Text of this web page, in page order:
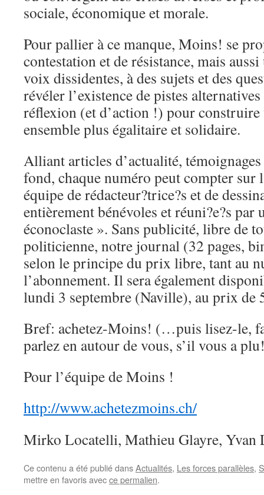
sociale, économique et morale.
Pour pallier à ce manque, Moins! se
contestation et de résistance, mais
voix dissidentes, à des sujets et des
révéler l’existence de pistes
réflexion (et d’action !) pour
ensemble plus égalitaire et solidaire.
Alliant articles d’actualité,
fond, chaque numéro peut compter sur
équipe de rédacteur?trice?s et de
entièrement bénévoles et réuni?e?s
éconoclaste ». Sans publicité, libre de
politicienne, notre journal (32 pages,
selon le principe du prix libre, tant au
l’abonnement. Il sera également
lundi 3 septembre (Naville), au prix de
Bref: achetez-Moins! (…puis lisez-le,
parlez en autour de vous, s’il vous a
Pour l’équipe de Moins !
http://www.achetezmoins.ch/
Mirko Locatelli, Mathieu Glayre, Yvan
Ce contenu a été publié dansActualités, Les forces parallèles,
mettre en favoris avecce permalien.